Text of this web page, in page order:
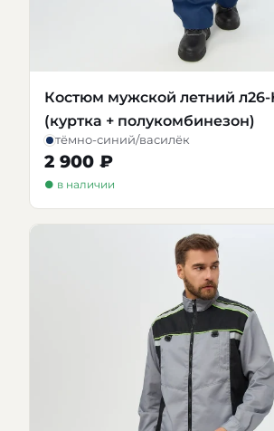
Костюм мужской летний
(куртка + полукомбинезон)
тёмно-синий/василёк
2 900 ₽
● в наличии